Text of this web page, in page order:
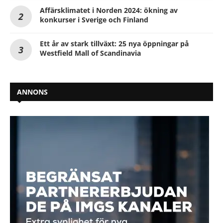
Affärsklimatet i Norden 2024: ökning av
konkurser i Sverige och Finland
Ett år av stark tillväxt: 25 nya öppningar på
Westfield Mall of Scandinavia
ANNONS